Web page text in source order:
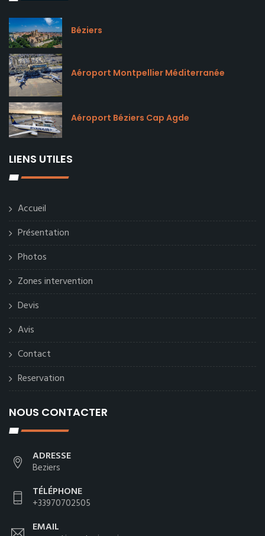
Béziers
Aéroport Montpellier Méditerranée
Aéroport Béziers Cap Agde
LIENS UTILES
Accueil
Présentation
Photos
Zones intervention
Devis
Avis
Contact
Reservation
NOUS CONTACTER
ADRESSE
Beziers
TÉLÉPHONE
+33970702505
EMAIL